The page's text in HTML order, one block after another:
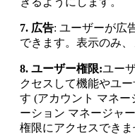
7. 広告: ユーザーが広
できます。表示のみ
8. ユーザー権限:ユー
クセスして機能やユ
す (アカウント マネ
ーション マネージャ
権限にアクセスできま